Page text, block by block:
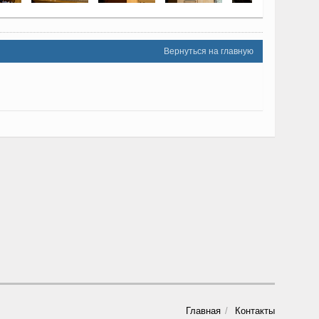
Вернуться на главную
Главная Контакты